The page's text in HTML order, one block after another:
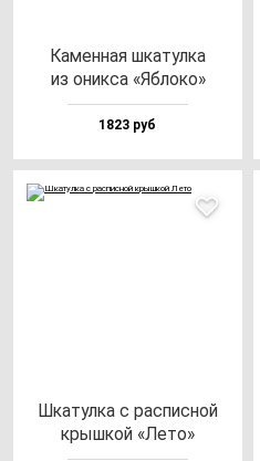
Камен­ная шка­тул­ка
из оник­са «Ябло­ко»
1823 руб
Шка­тул­ка с рас­пис­ной
крыш­кой «Лето»